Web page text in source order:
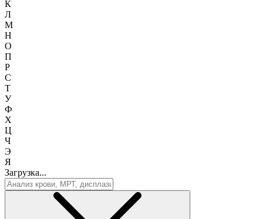
К
Л
М
Н
О
П
Р
С
Т
У
Ф
Х
Ц
Ч
Э
Я
Загрузка...